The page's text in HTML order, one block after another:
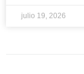
julio 19, 2026